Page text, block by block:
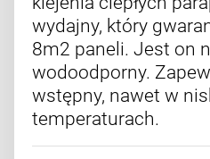
wydajny, który
8m2 paneli. Jest on
wodoodporny.
wstępny, nawet w
temperaturach.